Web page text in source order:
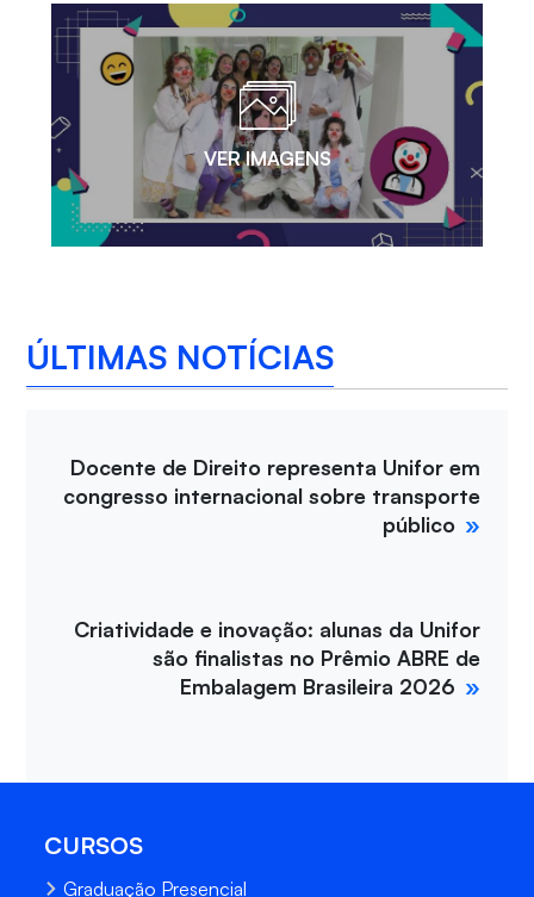
VER IMAGENS
ÚLTIMAS NOTÍCIAS
Docente de Direito representa Unifor em
congresso internacional sobre transporte
público
Criatividade e inovação: alunas da Unifor
são finalistas no Prêmio ABRE de
Embalagem Brasileira 2026
CURSOS
Graduação Presencial